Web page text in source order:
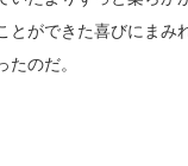
ができた喜びにま
のだ。